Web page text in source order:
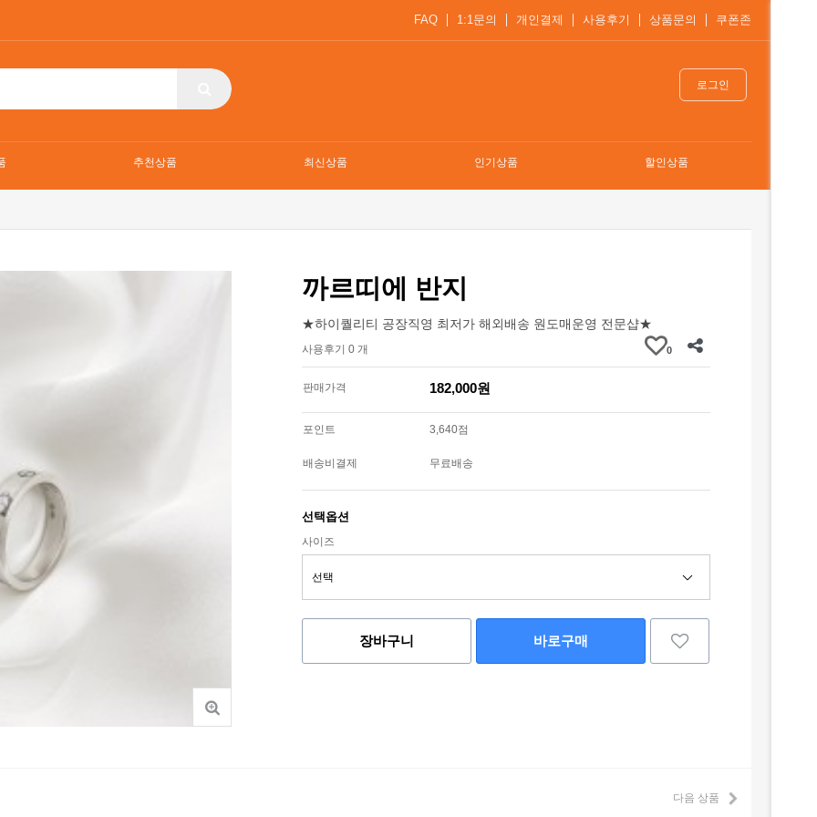
FAQ 1:1문의 개인결제 사용후기 상품문의 쿠폰존
로그인
추천상품 최신상품 인기상품 할인상품
까르띠에 반지
★하이퀄리티 공장직영 최저가 해외배송 원도매운영 전문샵★
사용후기 0 개 0
판매가격 182,000원
포인트 3,640점
배송비결제 무료배송
선택옵션
사이즈
장바구니 바로구매
다음 상품